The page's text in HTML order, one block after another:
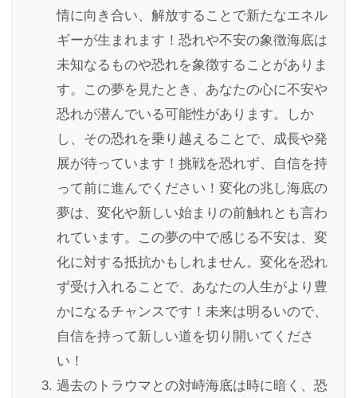
情に向き合い、解放することで新たなエネル
ギーが生まれます！恐れや不安の象徴海底は
未知なるものや恐れを象徴することがありま
す。この夢を見たとき、あなたの心に不安や
恐れが潜んでいる可能性があります。しか
し、その恐れを乗り越えることで、成長や発
展が待っています！挑戦を恐れず、自信を持
って前に進んでください！変化の兆し海底の
夢は、変化や新しい始まりの前触れとも言わ
れています。この夢の中で感じる不安は、変
化に対する抵抗かもしれません。変化を恐れ
ず受け入れることで、あなたの人生がより豊
かになるチャンスです！未来は明るいので、
自信を持って新しい道を切り開いてくださ
い！
過去のトラウマとの対峙海底は時に暗く、恐